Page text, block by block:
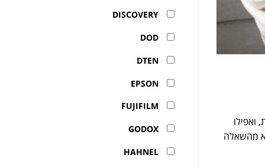
ואפילו
מהשאלה
DISCOVERY
DOD
DTEN
EPSON
FUJIFILM
GODOX
HAHNEL